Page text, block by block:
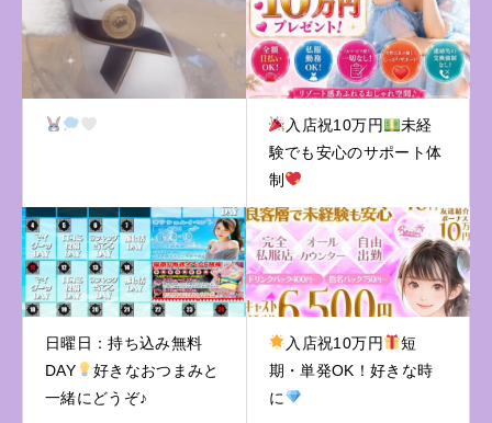
入店祝10万円
未経
験でも安心のサポート体
制
日曜日：持ち込み無料
DAY
好きなおつまみと
一緒にどうぞ♪
入店祝10万円
短
期・単発OK！好きな時
に